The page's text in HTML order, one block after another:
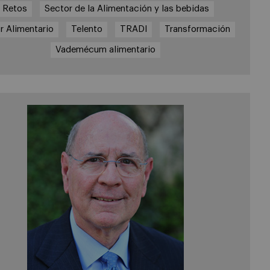
Retos Sector de la Alimentación y las bebidas
Alimentario Telento TRADI Transformación
Vademécum alimentario